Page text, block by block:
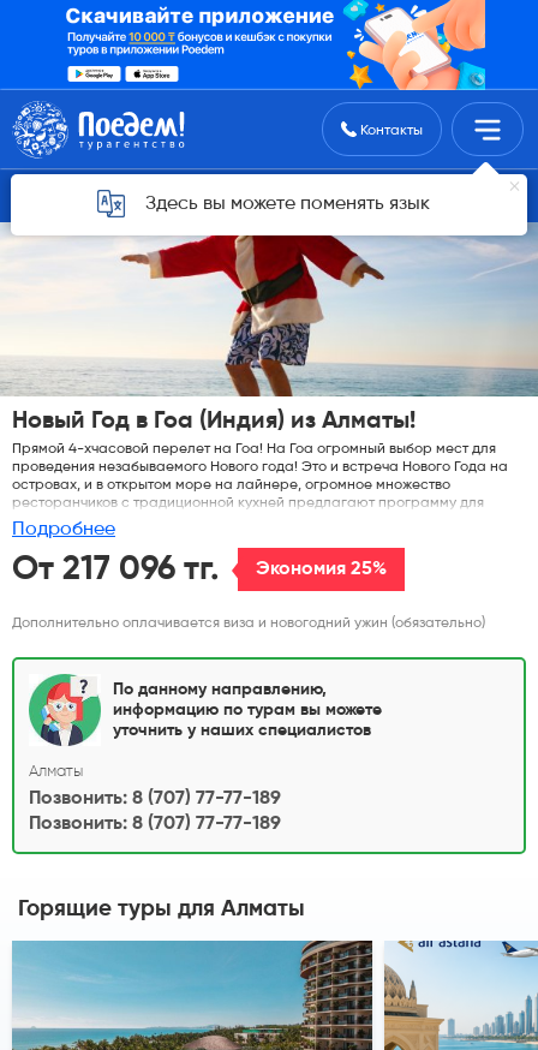
Поиск туровКонтакты
Здесь вы можете поменять язык
Горящие туры для Алматы
Новый Год в Гоа (Индия) из Алматы!
Прямой 4-хчасовой перелет на Гоа! На Гоа огромный выбор мест для
проведения незабываемого Нового года! Это и встреча Нового Года на
островах, и в открытом море на лайнере, огромное множество
ресторанчиков с традиционной кухней предлагают программу для
встречи Нового года, а после на пляже можно организовать шашлык из
морепродуктов!
Прямые рейсы из Алматы каждую неделю.
Подробнее
От 217 096 тг. Экономия 25%
Дополнительно оплачивается виза и новогодний ужин (обязательно)
По данному направлению,
информацию по турам вы можете
уточнить у наших специалистов
Алматы
Позвонить: 8 (707) 77-77-189
Позвонить: 8 (707) 77-77-189
Горящие туры для Алматы